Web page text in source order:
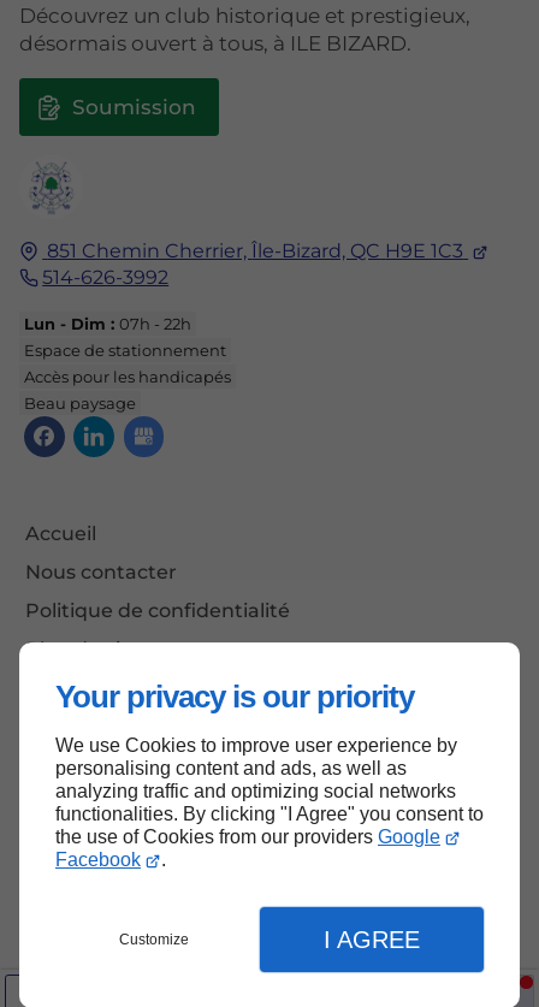
Your privacy is our priority
We use Cookies to improve user experience by
personalising content and ads, as well as
analyzing traffic and optimizing social networks
functionalities. By clicking "I Agree" you consent to
the use of Cookies from our providers Google
Facebook
.
Customize I AGREE
851 Chemin Cherrier,Île-Bizard, QC H9E 1C3
514-626-3992
Lun - Dim :07h - 22h
Espace de stationnement
Accès pour les handicapés
Beau paysage
Accueil
Nous contacter
Politique de confidentialité
Plan du site
Découvrez un club historique et prestigieux,
désormais ouvert à tous, à ILE BIZARD.
Soumission
Haut de page